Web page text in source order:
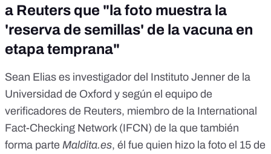
a Reuters que "la foto muestra la
'reserva de semillas' de la vacuna en
etapa temprana"
Sean Elias es investigador del Instituto Jenner de la
Universidad de Oxford y según el equipo de
verificadores de Reuters, miembro de la International
Fact-Checking Network(IFCN) de la que también
forma parte Maldita.es, él fue quien hizo la foto el 15 de